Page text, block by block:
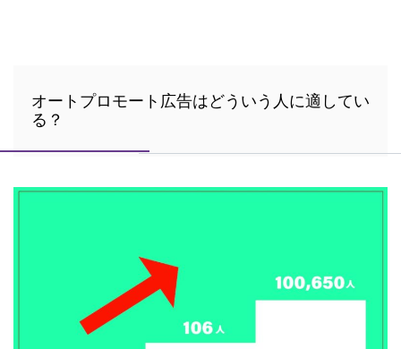
オートプロモート広告はどういう人に適してい
る？